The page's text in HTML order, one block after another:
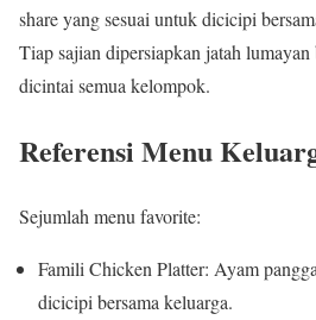
share yang sesuai untuk dicicipi
Tiap sajian dipersiapkan jatah lumayan
dicintai semua kelompok.
Referensi Menu
Sejumlah menu favorite:
Famili Chicken Platter: Ayam
dicicipi bersama keluarga.